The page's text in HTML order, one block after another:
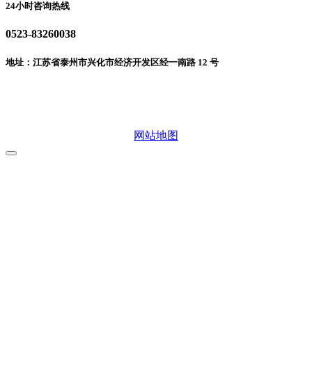
24小时咨询热线
0523-83260038
地址：江苏省泰州市兴化市经济开发区经一南路 12 号
网站地图